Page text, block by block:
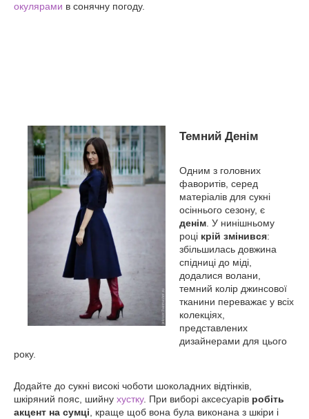
окулярами в сонячну погоду.
Темний Денім
Одним з головних
фаворитів, серед
матеріалів для сукні
осіннього сезону, є
денім . У нинішньому
році крій змінився:
збільшилась довжина
спідниці до міді,
додалися волани,
темний колір джинсової
тканини переважає у всіх
колекціях,
представлених
дизайнерами для цього
року.
Додайте до сукні високі чоботи шоколадних відтінків,
шкіряний пояс, шийну хустку. При виборі аксесуарів робіть
акцент на сумці , краще щоб вона була виконана з шкіри і